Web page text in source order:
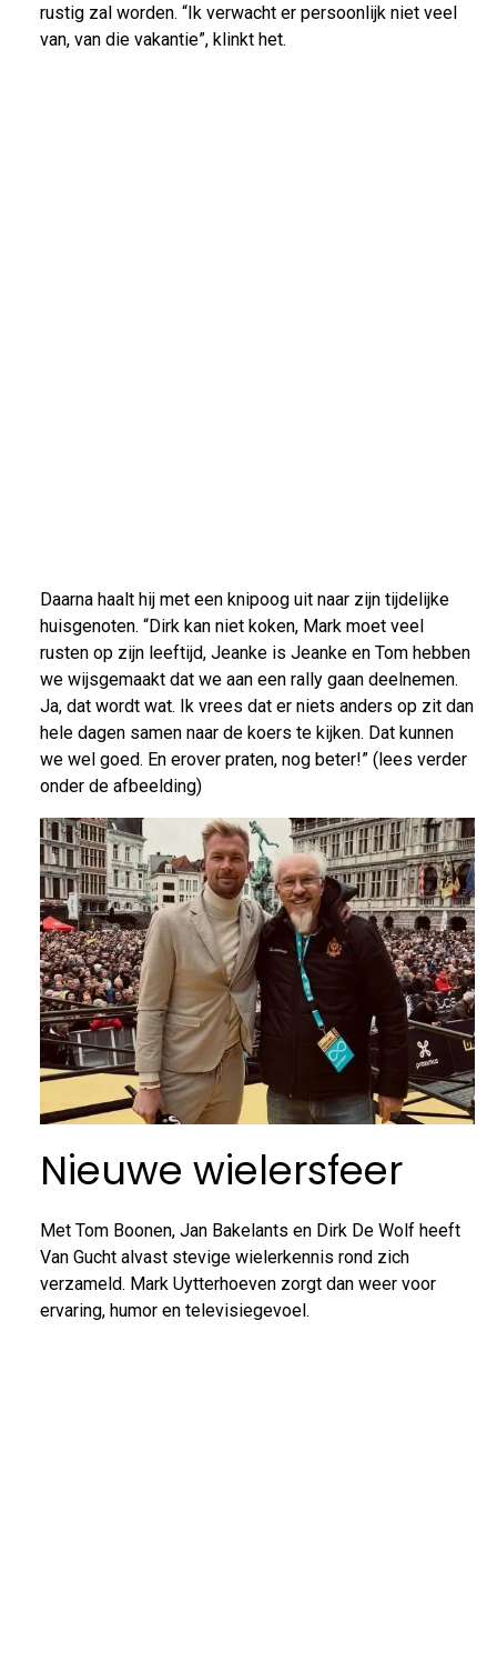
rustig zal worden. “Ik verwacht er persoonlijk niet veel
van, van die vakantie”, klinkt het.
Daarna haalt hij met een knipoog uit naar zijn tijdelijke
huisgenoten. “Dirk kan niet koken, Mark moet veel
rusten op zijn leeftijd, Jeanke is Jeanke en Tom hebben
we wijsgemaakt dat we aan een rally gaan deelnemen.
Ja, dat wordt wat. Ik vrees dat er niets anders op zit dan
hele dagen samen naar de koers te kijken. Dat kunnen
we wel goed. En erover praten, nog beter!” (lees verder
onder de afbeelding)
Nieuwe wielersfeer
Met Tom Boonen, Jan Bakelants en Dirk De Wolf heeft
Van Gucht alvast stevige wielerkennis rond zich
verzameld. Mark Uytterhoeven zorgt dan weer voor
ervaring, humor en televisiegevoel.